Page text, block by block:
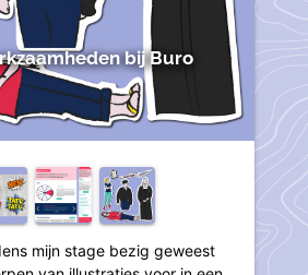
bij Buro
mijn stage bezig geweest